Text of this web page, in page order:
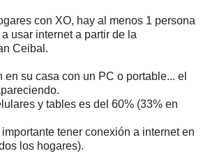
con XO, hay al menos 1 persona
usar internet a partir de la
Ceibal.
en su casa con un PC o portable... el
y tables es del 60% (33% en
tener conexión a internet en
los hogares).